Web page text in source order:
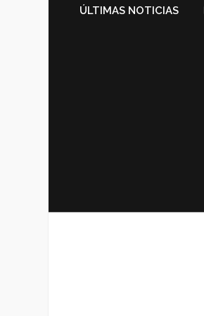
ÚLTIMAS NOTICIAS